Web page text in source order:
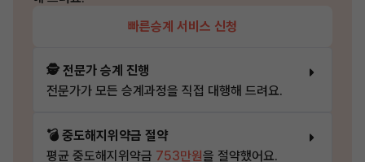
빠른승계 서비스 신청
🕵️ 전문가 승계 진행
전문가가 모든 승계과정을 직접 대행해 드려요.
💣 중도해지위약금 절약
평균 중도해지위약금 753만원을 절약했어요.